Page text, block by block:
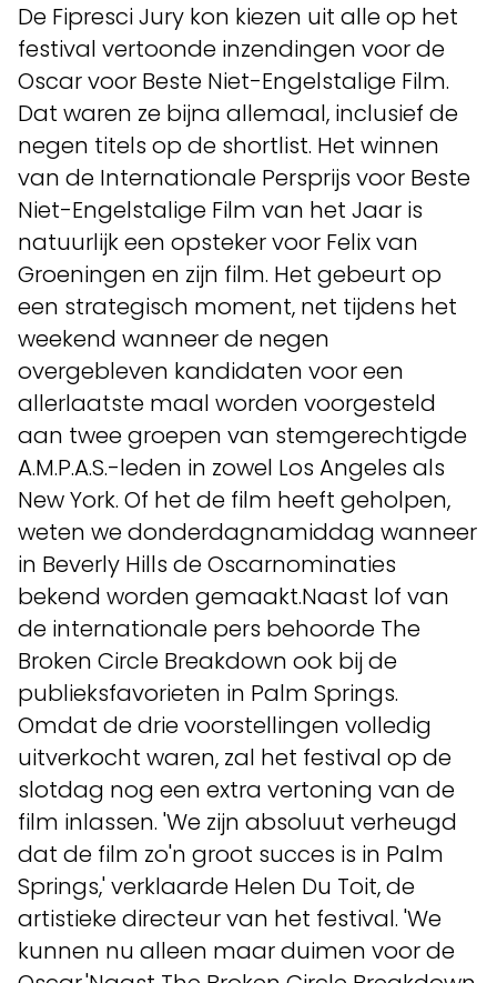
De Fipresci Jury kon kiezen uit alle op het
festival vertoonde inzendingen voor de
Oscar voor Beste Niet-Engelstalige Film.
Dat waren ze bijna allemaal, inclusief de
negen titels op de shortlist. Het winnen
van de Internationale Persprijs voor Beste
Niet-Engelstalige Film van het Jaar is
natuurlijk een opsteker voor Felix van
Groeningen en zijn film. Het gebeurt op
een strategisch moment, net tijdens het
weekend wanneer de negen
overgebleven kandidaten voor een
allerlaatste maal worden voorgesteld
aan twee groepen van stemgerechtigde
A.M.P.A.S.-leden in zowel Los Angeles als
New York. Of het de film heeft geholpen,
weten we donderdagnamiddag wanneer
in Beverly Hills de Oscarnominaties
bekend worden gemaakt.Naast lof van
de internationale pers behoorde The
Broken Circle Breakdown ook bij de
publieksfavorieten in Palm Springs.
Omdat de drie voorstellingen volledig
uitverkocht waren, zal het festival op de
slotdag nog een extra vertoning van de
film inlassen. 'We zijn absoluut verheugd
dat de film zo'n groot succes is in Palm
Springs,' verklaarde Helen Du Toit, de
artistieke directeur van het festival. 'We
kunnen nu alleen maar duimen voor de